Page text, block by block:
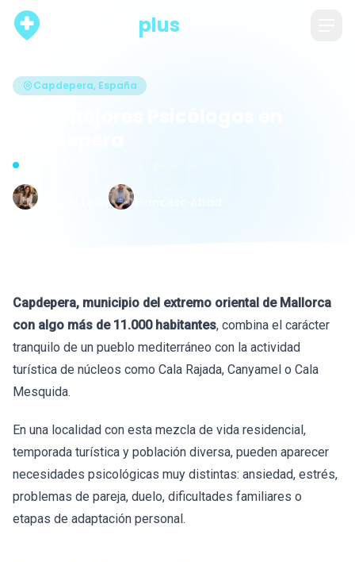
plus
Capdepera, España
Capdepera, municipio del extremo oriental de Mallorca
con algo más de 11.000 habitantes, combina el carácter
tranquilo de un pueblo mediterráneo con la actividad
turística de núcleos como Cala Rajada, Canyamel o Cala
Mesquida.
En una localidad con esta mezcla de vida residencial,
temporada turística y población diversa, pueden aparecer
necesidades psicológicas muy distintas: ansiedad, estrés,
problemas de pareja, duelo, dificultades familiares o
etapas de adaptación personal.